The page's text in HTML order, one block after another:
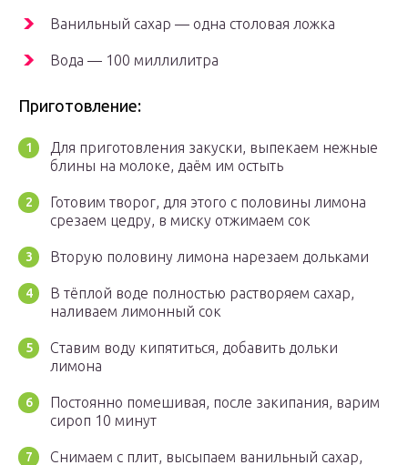
Ванильный сахар — одна столовая ложка
Вода — 100 миллилитра
Приготовление:
Для приготовления закуски, выпекаем нежные
блины на молоке, даём им остыть
Готовим творог, для этого с половины лимона
срезаем цедру, в миску отжимаем сок
Вторую половину лимона нарезаем дольками
В тёплой воде полностью растворяем сахар,
наливаем лимонный сок
Ставим воду кипятиться, добавить дольки
лимона
Постоянно помешивая, после закипания, варим
сироп 10 минут
Снимаем с плит, высыпаем ванильный сахар,